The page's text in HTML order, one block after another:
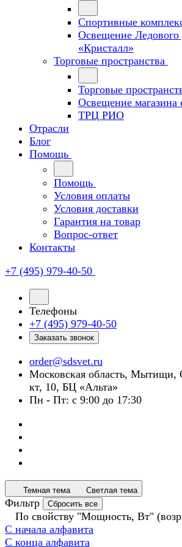
Спортивные
Освещение Ледового
«Кристалл»
Торговые пространства
Торговые
Освещение магазина
ТРЦ РИО
Отрасли
Блог
Помощь
Помощь
Условия оплаты
Условия доставки
Гарантия на товар
Вопрос-ответ
Контакты
+7 (495) 979-40-50
Телефоны
+7 (495) 979-40-50
Заказать звонок
order@sdsvet.ru
Московская область,
кт, 10, БЦ «Альта»
Пн - Пт: с 9:00 до 17:30
Темная тема Светлая тема
Фильтр Сбросить все
По свойству "Мощность, Вт"
С начала алфавита
С конца алфавита